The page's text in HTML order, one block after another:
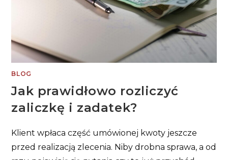
BLOG
Jak prawidłowo rozliczyć
zaliczkę i zadatek?
Klient wpłaca część umówionej kwoty jeszcze
przed realizacją zlecenia. Niby drobna sprawa, a od